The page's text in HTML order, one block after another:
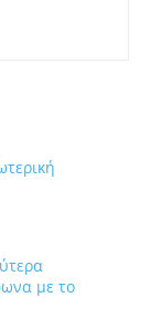
με το